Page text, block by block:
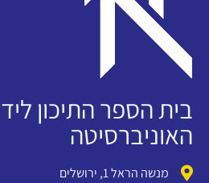
בית הספר התיכון ליד
האוניברסיטה
מנשה הראל 1, ירושלים